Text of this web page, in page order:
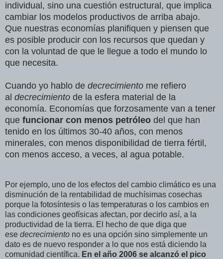
individual, sino una cuestión estructural, que implica
cambiar los modelos productivos de arriba abajo.
Que nuestras economías planifiquen y piensen que
es posible producir con los recursos que quedan y
con la voluntad de que le llegue a todo el mundo lo
que necesita.
Cuando yo hablo de decrecimiento me refiero
al decrecimiento de la esfera material de la
economía. Economías que forzosamente van a tener
que funcionar con menos petróleo del que han
tenido en los últimos 30-40 años, con menos
minerales, con menos disponibilidad de tierra fértil,
con menos acceso, a veces, al agua potable.
Por ejemplo, uno de los efectos del cambio climático es una
disminución de la rentabilidad de muchísimas cosechas
porque la fotosíntesis o las temperaturas o los cambios en
las condiciones geofísicas afectan, por decirlo así, a la
productividad de la tierra. El hecho de que diga que
ese decrecimiento no es una opción sino simplemente un
dato es de nuevo responder a lo que nos está diciendo la
comunidad científica. En el año 2006 se alcanzó el pico